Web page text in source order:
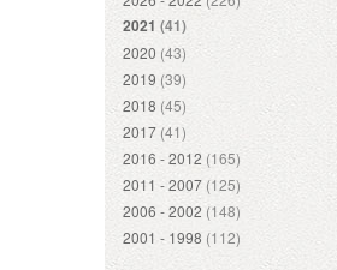
2021 (41)
2020 (43)
2019 (39)
2018 (45)
2017 (41)
2016 - 2012 (165)
2011 - 2007 (125)
2006 - 2002 (148)
2001 - 1998 (112)